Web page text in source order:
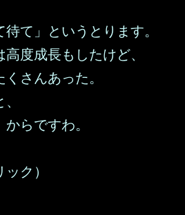
待て」というとります。
度成長もしたけど、
さんあった。
からですわ。
ク）